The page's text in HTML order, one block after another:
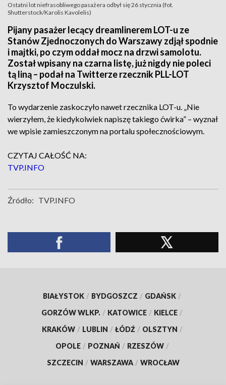
Ostatni lot niefrasobliwego pasażera odbył się 26 stycznia (fot.
Shutterstock/Karolis Kavolelis)
Pijany pasażer lecący dreamlinerem LOT-u ze
Stanów Zjednoczonych do Warszawy zdjął spodnie
i majtki, po czym oddał mocz na drzwi samolotu.
Został wpisany na czarna listę, już nigdy nie poleci
tą liną – podał na Twitterze rzecznik PLL-LOT
Krzysztof Moczulski.
To wydarzenie zaskoczyło nawet rzecznika LOT-u. „Nie
wierzyłem, że kiedykolwiek napiszę takiego ćwirka” – wyznał
we wpisie zamieszczonym na portalu społecznościowym.
CZYTAJ CAŁOŚĆ NA:
TVP.INFO
Źródło: TVP.INFO
BIAŁYSTOK / BYDGOSZCZ / GDAŃSK /
GORZÓW WLKP. / KATOWICE / KIELCE /
KRAKÓW / LUBLIN / ŁÓDŹ / OLSZTYN /
OPOLE / POZNAŃ / RZESZÓW /
SZCZECIN / WARSZAWA / WROCŁAW